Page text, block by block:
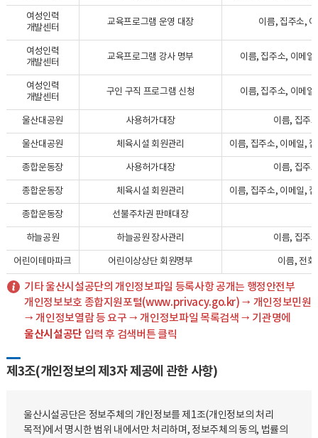
여성인력
개발센터
교육프로그램 운영 대장 이름, 집주소,
여성인력
개발센터
교육프로그램 강사 명부 이름, 집주소, 이메
여성인력
개발센터
구인 구직 프로그램 신청 이름, 집주소, 이메
울산대공원 사용허가대장 이름, 집주
울산대공원 체육시설 회원관리 이름, 집주소, 이메일,
종합운동장 사용허가대장 이름, 집주
종합운동장 체육시설 회원관리 이름, 집주소, 이메일,
종합운동장 선불주차권 판매대장
하늘공원 하늘공원 장사관리 이름, 집주
어린이테마파크 어린이상상단 회원명부 이름, 전
기타 울산시설공단의 개인정보파일 등록사항 공개는 행정안전부
개인정보보호 종합지원포털(www.privacy.go.kr) → 개인정보민원
→ 개인정보열람 등 요구 → 개인정보파일 목록검색 → 기관명에
울산시설공단 입력 후 검색버튼 클릭
제3조(개인정보의 제3자 제공에 관한 사항)
울산시설공단은 정보주체의 개인정보를 제1조(개인정보의 처리
목적)에서 명시한 범위 내에서만 처리하며, 정보주체의 동의, 법률의